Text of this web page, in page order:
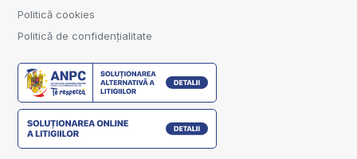
Politică cookies
Politică de confidențialitate